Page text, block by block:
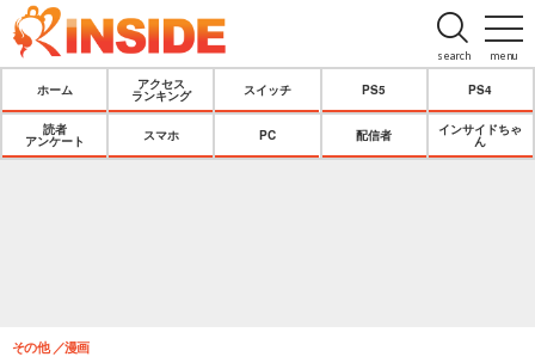
menu
search
ホーム
アクセス
ランキング
スイッチ PS5 PS4
読者
アンケート
スマホ PC 配信者
インサイドちゃ
ん
その他 漫画